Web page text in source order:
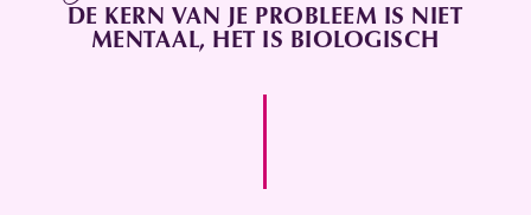
DE KERN VAN JE PROBLEEM IS NIET
MENTAAL, HET IS BIOLOGISCH